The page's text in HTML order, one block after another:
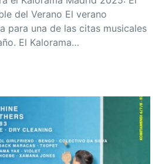
del Verano El verano
para una de las citas musicales
El Kalorama…